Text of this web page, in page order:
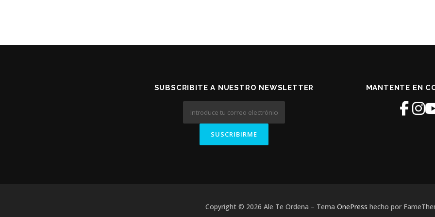
SUBSCRIBITE A NUESTRO NEWSLETTER MANTENTE EN
Copyright © 2026 Ale Te Ordena – Tema OnePress hecho por